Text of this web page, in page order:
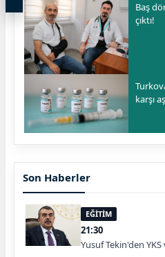
Baş
çıktı!
karşı
Son Haberler
EĞİTİM
21:30
Yusuf Tekin'den